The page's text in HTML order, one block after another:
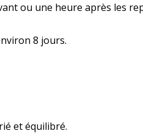
ou une heure après les
8 jours.
et équilibré.